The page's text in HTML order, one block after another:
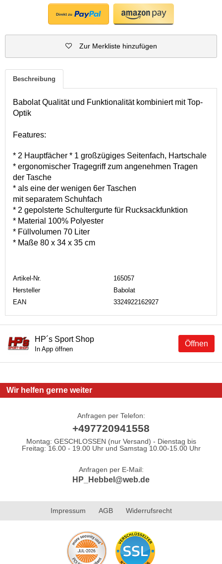
Zur Merkliste hinzufügen
Beschreibung
Babolat Qualität und Funktionalität kombiniert mit Top-
Optik
Features:
* 2 Hauptfächer * 1 großzügiges Seitenfach, Hartschale
* ergonomischer Tragegriff zum angenehmen Tragen
der Tasche
* als eine der wenigen 6er Taschen
mit separatem Schuhfach
* 2 gepolsterte Schultergurte für Rucksackfunktion
* Material 100% Polyester
* Füllvolumen 70 Liter
* Maße 80 x 34 x 35 cm
Artikel-Nr.
165057
Hersteller
Babolat
EAN
3324922162927
Öffnen
HP´s Sport Shop
In App öffnen
Wir helfen gerne weiter
Anfragen per Telefon:
+497720941558
Montag: GESCHLOSSEN (nur Versand) - Dienstag bis
Freitag: 16.00 - 19.00 Uhr und Samstag 10.00-15.00 Uhr
Anfragen per E-Mail:
HP_Hebbel@web.de
Impressum AGB Widerrufsrecht